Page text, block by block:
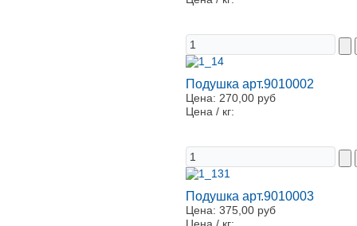
Подушка арт.9010002
Цена: 270,00 руб
Цена / кг:
Подушка арт.9010003
Цена: 375,00 руб